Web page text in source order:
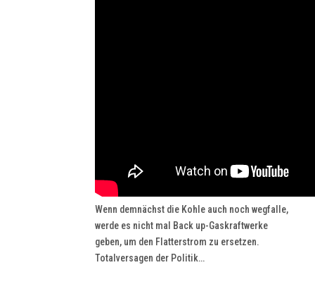
Wenn demnächst die Kohle auch noch wegfalle,
werde es nicht mal Back up-Gaskraftwerke
geben, um den Flatterstrom zu ersetzen.
Totalversagen der Politik…